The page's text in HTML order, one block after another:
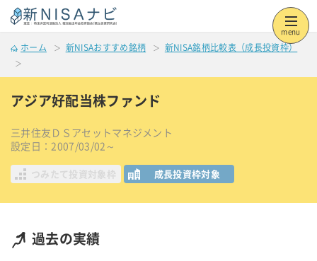
menu
ホーム 新NISAおすすめ銘柄 新NISA銘柄比較表（成長投資枠）
アジア好配当株ファンド
三井住友ＤＳアセットマネジメント
設定日：2007/03/02～
つみたて投資対象枠 成長投資枠対象
過去の実績